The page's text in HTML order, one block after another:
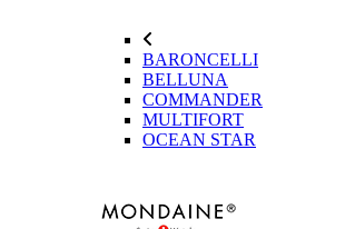
BARONCELLI
BELLUNA
COMMANDER
MULTIFORT
OCEAN STAR